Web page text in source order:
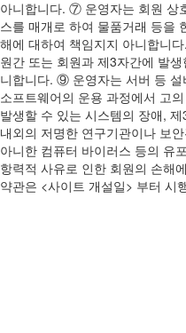
아니합니다. ⑦ 운영자는 회원 상
스를 매개로 하여 물품거래 등을
해에 대하여 책임지지 아니합니
원간 또는 회원과 제3자간에 발
니합니다. ⑨ 운영자는 서버 등
소프트웨어의 운용 과정에서 고
발생할 수 있는 시스템의 장애,
내외의 저명한 연구기관이나 보
아니한 컴퓨터 바이러스 등의 유
항력적 사유로 인한 회원의 손해
약관은 <사이트 개설일> 부터 시